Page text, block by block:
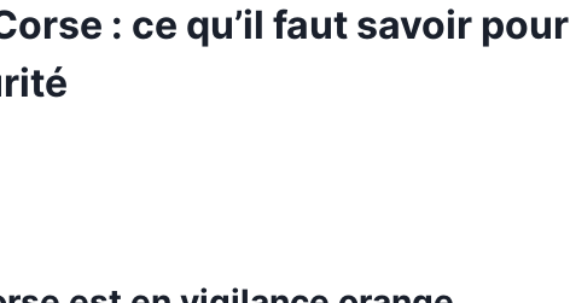
: ce qu’il faut savoir pour